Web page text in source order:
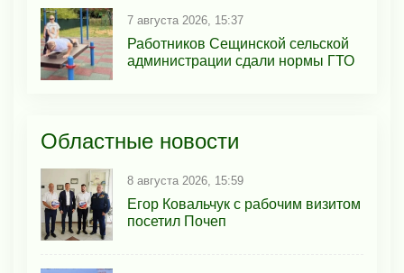
7 августа 2026, 15:37
Работников Сещинской сельской
администрации сдали нормы ГТО
Областные новости
8 августа 2026, 15:59
Егор Ковальчук с рабочим визитом
посетил Почеп